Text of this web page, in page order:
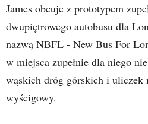
James obcuje z prototypem
dwupiętrowego autobusu dla
nazwą NBFL - New Bus For
w miejsca zupełnie dla niego
wąskich dróg górskich i uliczek
wyścigowy.